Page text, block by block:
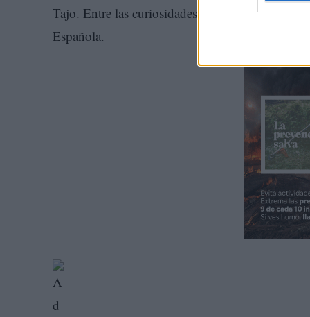
Tajo. Entre las curiosidades, la posibilidad de
Española.